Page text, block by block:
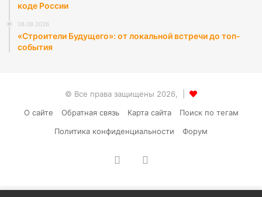
коде России
08.08.2026
«Строители Будущего»: от локальной встречи до топ-
события
© Все права защищены 2026, |
О сайте
Обратная связь Карта сайта
Поиск по тегам
Политика конфиденциальности
Форум
vk.com